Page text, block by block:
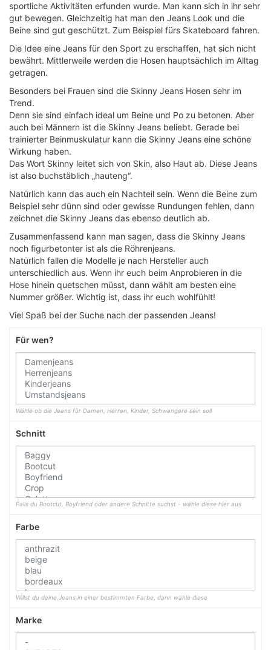
sportliche Aktivitäten erfunden wurde. Man kann sich in ihr sehr
gut bewegen. Gleichzeitig hat man den Jeans Look und die
Beine sind gut geschützt. Zum Beispiel fürs Skateboard fahren.
Die Idee eine Jeans für den Sport zu erschaffen, hat sich nicht
bewährt. Mittlerweile werden die Hosen hauptsächlich im Alltag
getragen.
Besonders bei Frauen sind die Skinny Jeans Hosen sehr im
Trend.
Denn sie sind einfach ideal um Beine und Po zu betonen. Aber
auch bei Männern ist die Skinny Jeans beliebt. Gerade bei
trainierter Beinmuskulatur kann die Skinny Jeans eine schöne
Wirkung haben.
Das Wort Skinny leitet sich von Skin, also Haut ab. Diese Jeans
ist also buchstäblich „hauteng“.
Natürlich kann das auch ein Nachteil sein. Wenn die Beine zum
Beispiel sehr dünn sind oder gewisse Rundungen fehlen, dann
zeichnet die Skinny Jeans das ebenso deutlich ab.
Zusammenfassend kann man sagen, dass die Skinny Jeans
noch figurbetonter ist als die Röhrenjeans.
Natürlich fallen die Modelle je nach Hersteller auch
unterschiedlich aus. Wenn ihr euch beim Anprobieren in die
Hose hinein quetschen müsst, dann wählt am besten eine
Nummer größer. Wichtig ist, dass ihr euch wohlfühlt!
Viel Spaß bei der Suche nach der passenden Jeans!
Für wen?
Wähle ob die Jeans für Damen, Herren, Kinder, Schwangere sein soll
Schnitt
Falls du Bootcut, Boyfriend oder andere Schnitte suchst - wähle diese hier aus
Farbe
Willst du deine Jeans in einer bestimmten Farbe, dann wähle diese
Marke